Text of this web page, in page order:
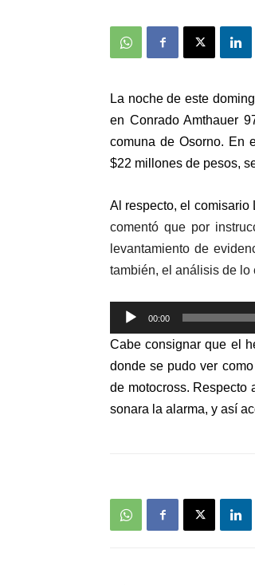
La noche de este
en Conrado Amthauer
comuna de Osorno. En
$22 millones de pesos,
Al respecto, el comisario
comentó que por
levantamiento de
también, el análisis de lo
Reproductor
de
audio
00:00
Cabe consignar que el
donde se pudo ver
de motocross. Respecto
sonara la alarma, y así